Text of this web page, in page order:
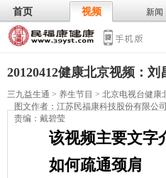
首页 视频 新闻
武术 气功 膳食
20120412健康北京视频：
三九益生通 > 养生节目 > 北京电视台健康
图文作者： 江苏民福康科技股份有限公司
责编：戴碧莹
该视频主要文字
如何疏通颈肩